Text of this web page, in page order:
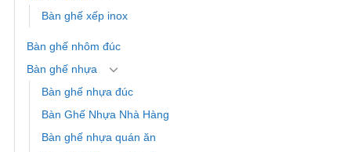
Bàn ghế xếp inox
Bàn ghế nhôm đúc
Bàn ghế nhựa
Bàn ghế nhựa đúc
Bàn Ghế Nhựa Nhà Hàng
Bàn ghế nhựa quán ăn